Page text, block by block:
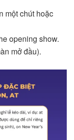
một chút hoặc
opening show.
mở đầu).